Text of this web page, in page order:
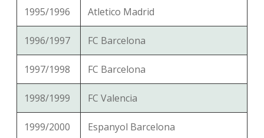
1995/1996 Atletico Madrid
1996/1997 FC Barcelona
1997/1998 FC Barcelona
1998/1999 FC Valencia
1999/2000 Espanyol Barcelona